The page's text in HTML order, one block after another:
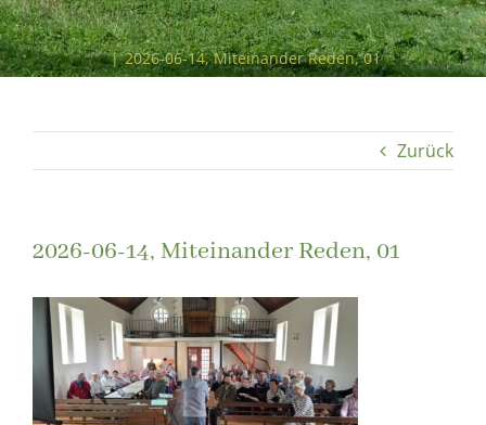
Paulinenauer
| 2026-06-14, Miteinander Reden, 01
Zurück
2026-06-14, Miteinander Reden, 01